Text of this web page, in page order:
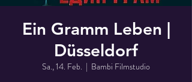
Ein Gramm Leben |
Düsseldorf
Sa., 14. Feb.
  |
Bambi Filmstudio